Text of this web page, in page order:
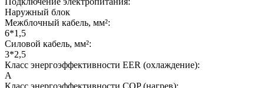
Наружный блок
Межблочный кабель, мм²:
6*1,5
Силовой кабель, мм²:
3*2,5
Класс энергоэффективности EER (охлаждение):
A
Класс энергоэффективности COP (нагрев):